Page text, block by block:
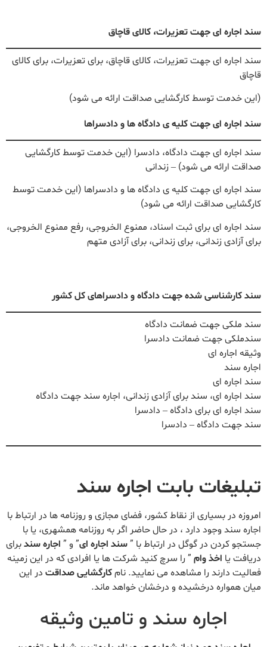
سند اجاره ای جهت تعزیرات، کالای قاچاق
سند اجاره ای جهت تعزیرات، کالای قاچاق، برای تعزیرات، برای کالای
قاچاق
(این خدمت توسط کارگشایی صداقت ارائه می شود)
سند اجاره ای جهت کلیه ی دادگاه ها و دادسراها
سند اجاره ای جهت دادگاه، دادسرا (این خدمت توسط کارگشایی
صداقت ارائه می شود) – زندانی
سند اجاره ای جهت کلیه ی دادگاه ها و دادسراها (این خدمت توسط
کارگشایی صداقت ارائه می شود)
سند اجاره ای برای ثبت اسناد، ممنوع الخروجی، رفع ممنوع الخروجی،
برای آزادی زندانی، برای زندانی، برای آزادی متهم
سند کارشناسی شده جهت دادگاه و دادسراهای کل کشور
سند ملکی جهت ضمانت دادگاه
سندملکی جهت ضمانت دادسرا
وثیقه اجاره ای
اجاره سند
سند اجاره ای
سند اجاره ای، سند برای آزادی زندانی، اجاره سند جهت دادگاه
سند اجاره ای برای دادگاه – دادسرا
سند جهت دادگاه – دادسرا
تبلیغات بابت اجاره سند
امروزه در بسیاری از نقاط کشور، فضای مجازی و روزنامه ها در ارتباط با
اجاره سند وجود دارد ، در حال حاضر اگر به روزنامه همشهری، یا با
جستجو کردن در گوگل در ارتباط با ”سند اجاره ای” و ” اجاره سندبرای
دریافت یا اخذ وام ” را سرچ کنید شرکت ها یا افرادی که در این زمینه
فعالیت دارند را مشاهده می نمایید. نامکارگشایی صداقت در این
میان همواره درخشیده و درخشان خواهد ماند.
اجاره سند و تامین وثیقه